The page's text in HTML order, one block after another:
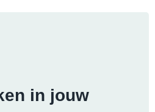
in jouw